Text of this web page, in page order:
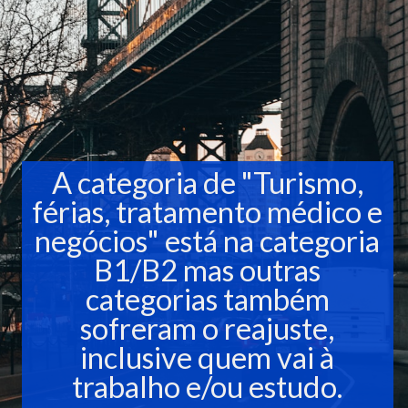
A categoria de "Turismo,
férias, tratamento médico e
negócios" está na categoria
B1/B2 mas outras
categorias também
sofreram o reajuste,
inclusive quem vai à
trabalho e/ou estudo.